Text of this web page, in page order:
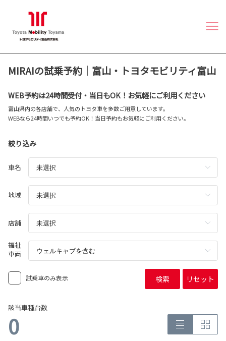
MIRAIの試乗予約｜ 富山 ・トヨタモビリティ富山
WEB予約は24時間受付・当日もOK！お気軽にご利用ください
富山県内の各店舗で、人気のトヨタ車を多数ご用意しています。
WEBなら24時間いつでも予約OK！当日予約もお気軽にご利用ください。
絞り込み
車名
地域
店舗
福祉
車両
試乗車のみ表示 検索 リセット
該当車種台数
0